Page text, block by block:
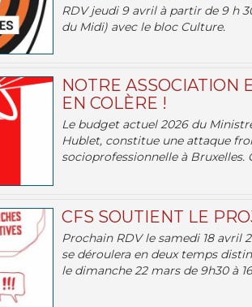
RDV jeudi 9 avril à partir de 9 h
du Midi) avec le bloc Culture.
NOTRE ASSOCIATION
EN COLÈRE !
Le budget actuel 2026 du
Hublet, constitue une attaque
socioprofessionnelle à Bruxelles.
CFS SOUTIENT LE
Prochain RDV le samedi 18 avril
se déroulera en deux temps
le dimanche 22 mars de 9h30 à